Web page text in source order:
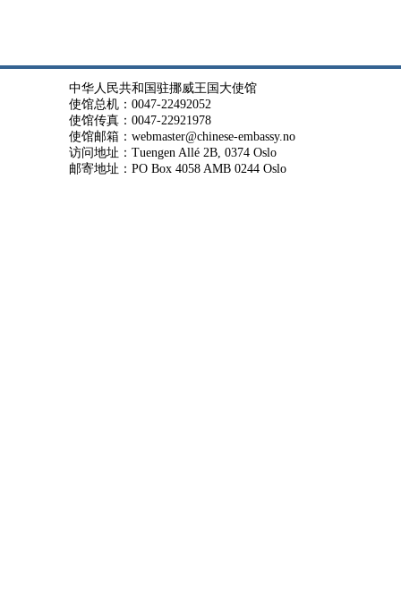
中华人民共和国驻挪威王国大使馆
使馆总机：0047-22492052
使馆传真：0047-22921978
使馆邮箱：webmaster@chinese-embassy.no
访问地址：Tuengen Allé 2B, 0374 Oslo
邮寄地址：PO Box 4058 AMB 0244 Oslo